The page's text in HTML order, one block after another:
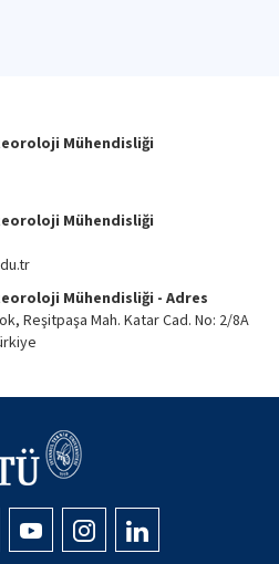
Mühendisliği
Mühendisliği
Mühendisliği - Adres
Reşitpaşa Mah. Katar Cad. No: 2/8A